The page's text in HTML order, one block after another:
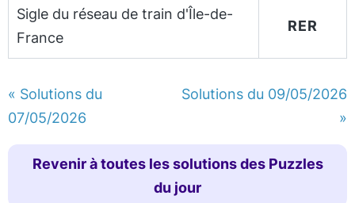
Sigle du réseau de train d'Île-de-
France
RER
« Solutions du
07/05/2026
Solutions du 09/05/2026
»
Revenir à toutes les solutions des Puzzles
du jour